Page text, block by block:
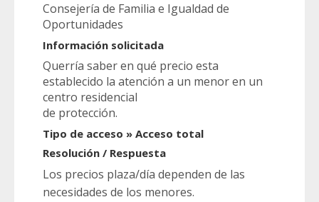
Consejería de Familia e Igualdad de
Oportunidades
Información solicitada
Querría saber en qué precio esta
establecido la atención a un menor en un
centro residencial
de protección.
Tipo de acceso » Acceso total
Resolución / Respuesta
Los precios plaza/día dependen de las
necesidades de los menores.